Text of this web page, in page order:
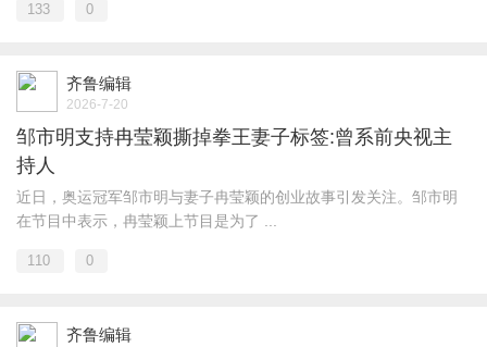
133 0
齐鲁编辑
2026-7-20
邹市明支持冉莹颖撕掉拳王妻子标签:曾系前央视主
持人
近日，奥运冠军邹市明与妻子冉莹颖的创业故事引发关注。邹市明
在节目中表示，冉莹颖上节目是为了 ...
110 0
齐鲁编辑